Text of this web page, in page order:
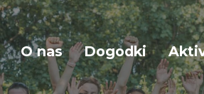
O nas Dogodki